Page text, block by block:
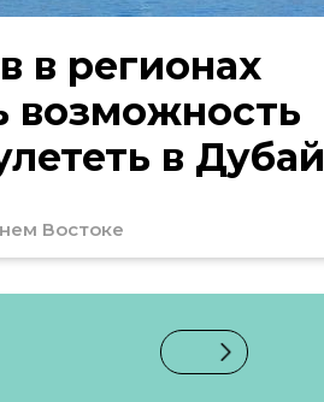
в регионах
возможность
в Дубай
Востоке